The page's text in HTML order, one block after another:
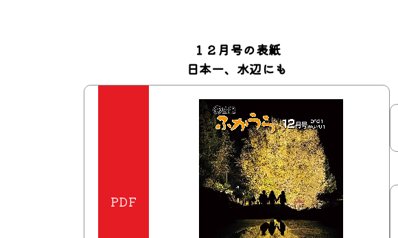
１２月号の表紙
日本一、水辺にも